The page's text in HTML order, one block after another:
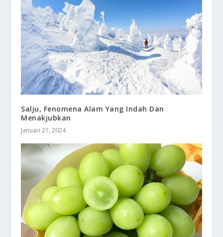
Salju, Fenomena Alam Yang Indah Dan
Menakjubkan
Januari 21, 2024